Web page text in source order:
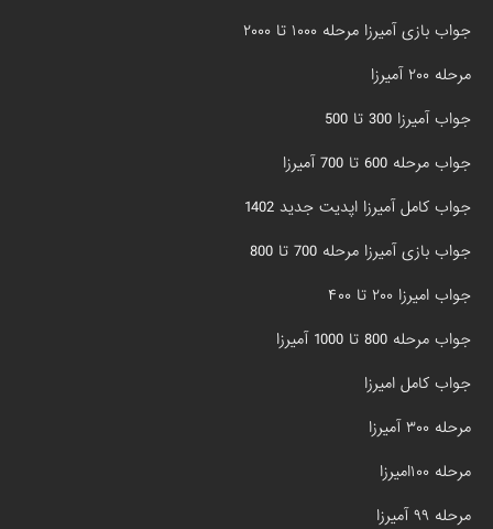
جواب بازی آمیرزا مرحله ۱۰۰۰ تا ۲۰۰۰
مرحله ۲۰۰ آمیرزا
جواب آمیرزا 300 تا 500
جواب مرحله 600 تا 700 آمیرزا
جواب کامل آمیرزا اپدیت جدید 1402
جواب بازی آمیرزا مرحله 700 تا 800
جواب امیرزا ۲۰۰ تا ۴۰۰
جواب مرحله 800 تا 1000 آمیرزا
جواب کامل امیرزا
مرحله ۳۰۰ آمیرزا
مرحله ۱۰۰امیرزا
مرحله ۹۹ آمیرزا